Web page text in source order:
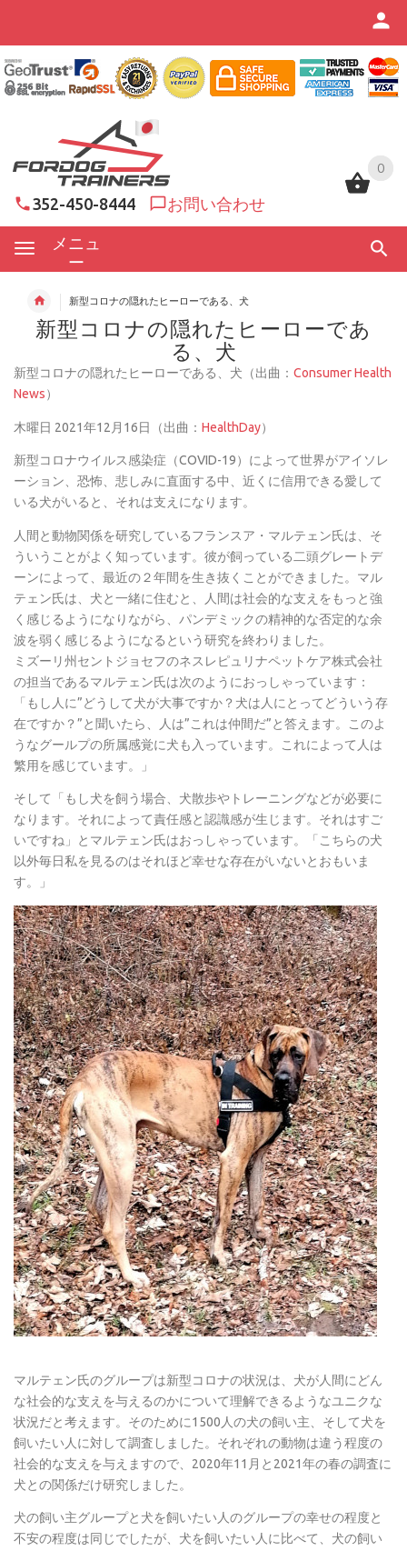
0
352-450-8444 お問い合わせ
メニュ
ー
0
新型コロナの隠れたヒーローである、犬
新型コロナの隠れたヒーローであ
る、犬
新型コロナの隠れたヒーローである、犬（出曲： Consumer Health
News）
木曜日 2021年12月16日（出曲： HealthDay）
新型コロナウイルス感染症（COVID-19）によって世界がアイソレ
ーション、恐怖、悲しみに直面する中、近くに信用できる愛して
いる犬がいると、それは支えになります。
人間と動物関係を研究しているフランスア・マルテェン氏は、そ
ういうことがよく知っています。彼が飼っている二頭グレートデ
ーンによって、最近の２年間を生き抜くことができました。マル
テェン氏は、犬と一緒に住むと、人間は社会的な支えをもっと強
く感じるようになりながら、パンデミックの精神的な否定的な余
波を弱く感じるようになるという研究を終わりました。
ミズーリ州セントジョセフのネスレピュリナペットケア株式会社
の担当であるマルテェン氏は次のようにおっしゃっています：
「もし人に”どうして犬が大事ですか？犬は人にとってどういう存
在ですか？”と聞いたら、人は”これは仲間だ”と答えます。このよ
うなグールプの所属感覚に犬も入っています。これによって人は
繁用を感じています。」
そして「もし犬を飼う場合、犬散歩やトレーニングなどが必要に
なります。それによって責任感と認識感が生じます。それはすご
いですね」とマルテェン氏はおっしゃっています。「こちらの犬
以外毎日私を見るのはそれほど幸せな存在がいないとおもいま
す。」
マルテェン氏のグループは新型コロナの状況は、犬が人間にどん
な社会的な支えを与えるのかについて理解できるようなユニクな
状況だと考えます。そのために1500人の犬の飼い主、そして犬を
飼いたい人に対して調査しました。それぞれの動物は違う程度の
社会的な支えを与えますので、2020年11月と2021年の春の調査に
犬との関係だけ研究しました。
犬の飼い主グループと犬を飼いたい人のグループの幸せの程度と
不安の程度は同じでしたが、犬を飼いたい人に比べて、犬の飼い